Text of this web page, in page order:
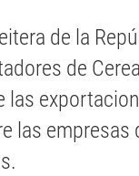
de la
de
las
las empresas